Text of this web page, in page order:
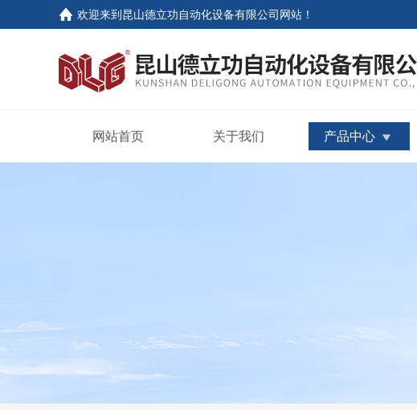
欢迎来到 昆山德立功自动化设备有限公司网站 ！
网站首页 关于我们 产品中心